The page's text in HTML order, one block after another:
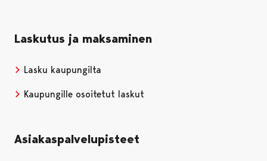
Laskutus ja maksaminen
Lasku kaupungilta
Kaupungille osoitetut laskut
Asiakaspalvelupisteet